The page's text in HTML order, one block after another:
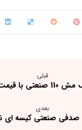
قبلی
قیمت مناسب
بعدی
صنعتی کیسه ای